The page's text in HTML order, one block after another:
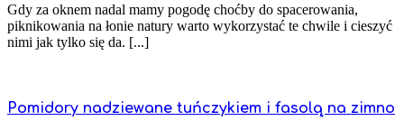
Gdy za oknem nadal mamy pogodę choćby do spacerowania,
piknikowania na łonie natury warto wykorzystać te chwile i cieszyć
nimi jak tylko się da. [...]
Pomidory nadziewane tuńczykiem i fasolą na zimno